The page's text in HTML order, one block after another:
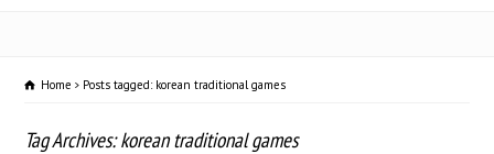
Home Posts tagged: korean traditional games
Tag Archives: korean traditional games